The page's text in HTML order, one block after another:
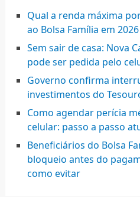
Qual a renda máxima
ao Bolsa Família em 2026
Sem sair de casa: Nova
pode ser pedida pelo
Governo confirma
investimentos do
Como agendar perícia
celular: passo a passo
Beneficiários do Bolsa
bloqueio antes do
como evitar